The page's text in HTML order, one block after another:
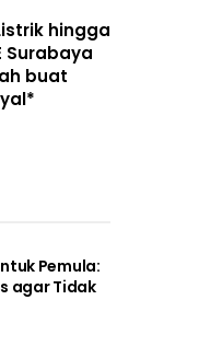
hingga
Surabaya
buat
Pemula:
agar Tidak